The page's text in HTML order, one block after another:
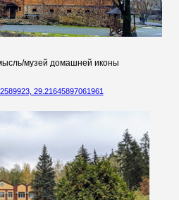
музей домашней иконы
29.21645897061961